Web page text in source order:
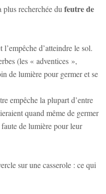
recherchée du feutre de
l’empêche d’atteindre le sol.
(les « adventices »,
de lumière pour germer et se
empêche la plupart d’entre
quand même de germer
faute de lumière pour leur
sur une casserole : ce qui